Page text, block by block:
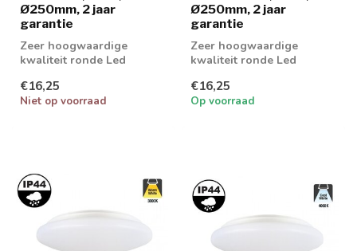
Ø250mm, 2 jaar
garantie
Zeer hoogwaardige
kwaliteit ronde Led
in 3000k warm wi...
€16,25
Niet op voorraad
Ø250mm, 2 jaar
garantie
Zeer hoogwaardige
kwaliteit ronde Led
in 4000k Neutraa...
€16,25
Op voorraad